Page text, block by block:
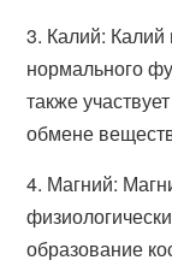
3. Калий:
нормального
также
обмене
4. Магний:
образование